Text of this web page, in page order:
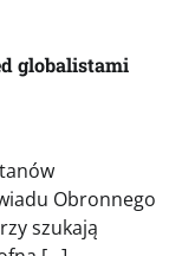
globalistami
Obronnego
szukają